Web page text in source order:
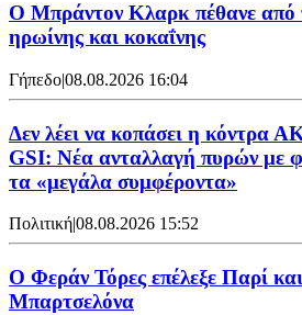
Ο Μπράντον Κλαρκ πέθανε από
ηρωίνης και κοκαΐνης
Γήπεδο|08.08.2026 16:04
Δεν λέει να κοπάσει η κόντρα
GSI: Νέα ανταλλαγή πυρών με
τα «μεγάλα συμφέροντα»
Πολιτική|08.08.2026 15:52
Ο Φεράν Τόρες επέλεξε Παρί
Μπαρτσελόνα